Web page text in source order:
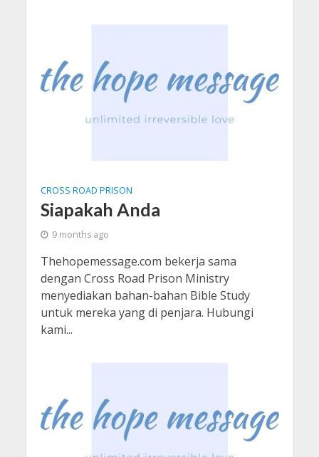
CROSS ROAD PRISON
Siapakah Anda
9 months ago
Thehopemessage.com bekerja sama
dengan Cross Road Prison Ministry
menyediakan bahan-bahan Bible Study
untuk mereka yang di penjara. Hubungi
kami...